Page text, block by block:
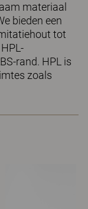
materiaal
bieden een
tot
rand. HPL is
zoals